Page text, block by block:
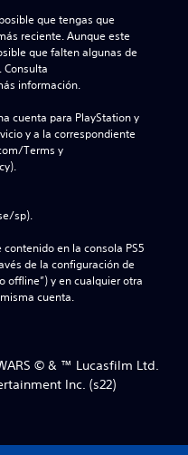
que tengas que
reciente. Aunque este
que falten algunas de
Consulta
información.
cuenta para PlayStation y
y a la correspondiente
Terms y
sp).
en la consola PS5
de la configuración de
offline”) y en cualquier otra
cuenta.
© & ™ Lucasfilm Ltd.
Inc. (s22)